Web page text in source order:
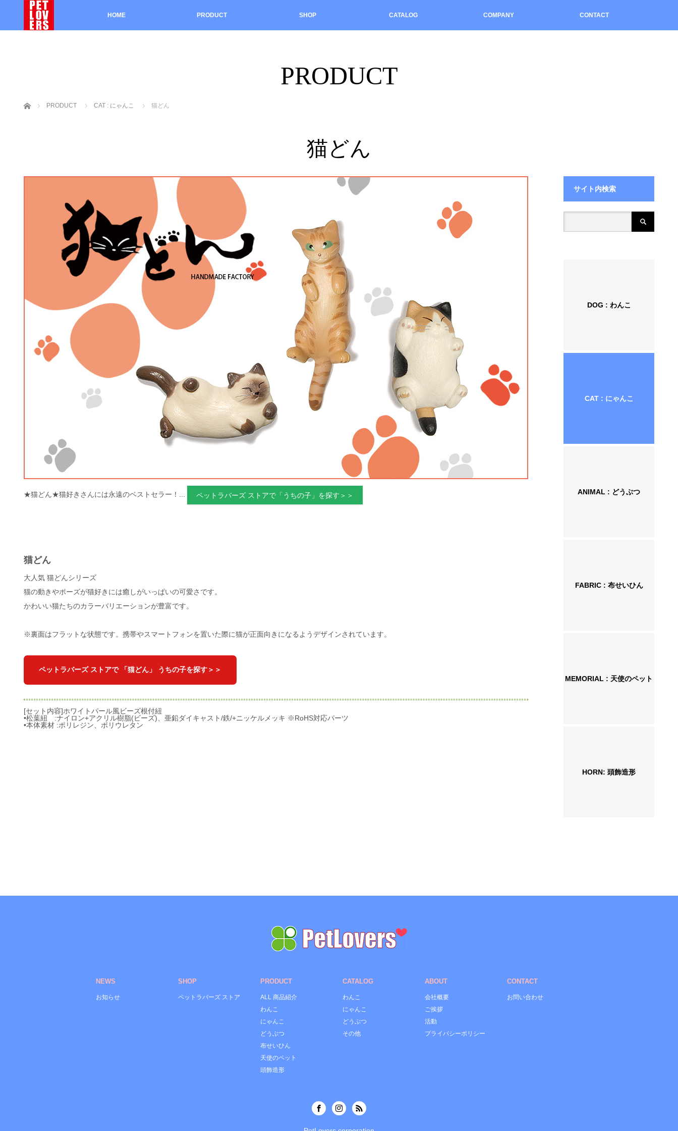
HOME PRODUCT SHOP CATALOG COMPANY CONTACT
PRODUCT
ホーム PRODUCT CAT : にゃんこ 猫どん
猫どん
★猫どん★猫好きさんには永遠のベストセラー！... ペットラバーズ ストアで「うちの子」を探す＞＞
猫どん
大人気 猫どんシリーズ
猫の動きやポーズが猫好きには癒しがいっぱいの可愛さです。
かわいい猫たちのカラーバリエーションが豊富です。
※裏面はフラットな状態です。携帯やスマートフォンを置いた際に猫が正面向きになるようデザインされています。
ペットラバーズ ストアで 「猫どん」 うちの子を探す＞＞
[セット内容]ホワイトパール風ビーズ根付紐
•松葉紐 :ナイロン+アクリル樹脂(ビーズ)、亜鉛ダイキャスト/鉄/+ニッケルメッキ ※RoHS対応パーツ
•本体素材 :ポリレジン、ポリウレタン
サイト内検索
DOG : わんこ
CAT : にゃんこ
ANIMAL : どうぶつ
FABRIC : 布せいひん
MEMORIAL : 天使のペット
HORN: 頭飾造形
NEWS
お知らせ
SHOP
ペットラバーズ ストア
PRODUCT
ALL 商品紹介
わんこ
にゃんこ
どうぶつ
布せいひん
天使のペット
頭飾造形
CATALOG
わんこ
にゃんこ
どうぶつ
その他
ABOUT
会社概要
ご挨拶
活動
プライバシーポリシー
CONTACT
お問い合わせ